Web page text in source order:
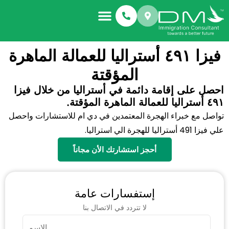
فيزا ٤٩١ أستراليا للعمالة الماهرة
المؤقتة
احصل على إقامة دائمة في أستراليا من خلال فيزا
٤٩١ أستراليا للعمالة الماهرة المؤقتة.
تواصل مع خبراء الهجرة المعتمدين في دي ام للاستشارات واحصل
علي فيزا 491 أستراليا للهجرة الي استراليا.
أحجز استشارتك الأن مجاناً
إستفسارات عامة
لا تتردد في الاتصال بنا